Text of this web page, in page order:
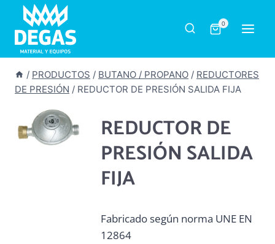
Saltar
contenido
0
/ PRODUCTOS / BUTANO / PROPANO / REDUCTORES
DE PRESIÓN / REDUCTOR DE PRESIÓN SALIDA FIJA
REDUCTOR DE
PRESIÓN SALIDA
FIJA
Fabricado según norma UNE EN
12864